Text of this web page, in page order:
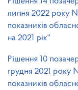
липня 2022 року
показників
на 2021 рік"
Рішення 10
грудня 2021 року
показників